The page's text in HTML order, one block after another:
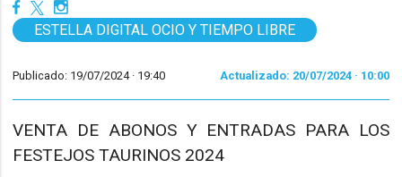
ESTELLA DIGITAL OCIO Y TIEMPO LIBRE
Publicado: 19/07/2024 · 19:40 Actualizado: 20/07/2024 · 10:00
VENTA DE ABONOS Y ENTRADAS PARA LOS
FESTEJOS TAURINOS 2024